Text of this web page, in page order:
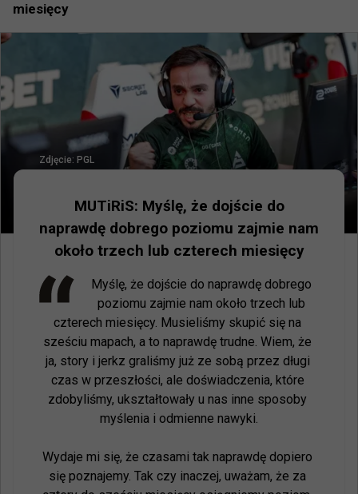
miesięcy
Zdjęcie: PGL
MUTiRiS: Myślę, że dojście do
naprawdę dobrego poziomu zajmie nam
około trzech lub czterech miesięcy
Myślę, że dojście do naprawdę dobrego
poziomu zajmie nam około trzech lub
czterech miesięcy. Musieliśmy skupić się na
sześciu mapach, a to naprawdę trudne. Wiem, że
ja, story i jerkz graliśmy już ze sobą przez długi
czas w przeszłości, ale doświadczenia, które
zdobyliśmy, ukształtowały u nas inne sposoby
myślenia i odmienne nawyki.
Wydaje mi się, że czasami tak naprawdę dopiero
się poznajemy. Tak czy inaczej, uważam, że za